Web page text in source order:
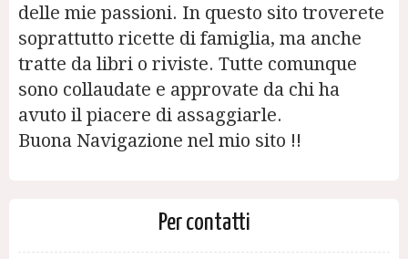
delle mie passioni. In questo sito troverete
soprattutto ricette di famiglia, ma anche
tratte da libri o riviste. Tutte comunque
sono collaudate e approvate da chi ha
avuto il piacere di assaggiarle.
Buona Navigazione nel mio sito !!
Per contatti